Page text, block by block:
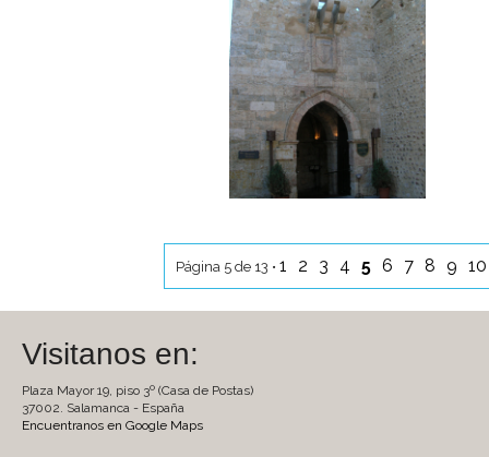
Página 5 de 13 • 1 2 3 4 5 6 7 8 9
Visitanos en:
Plaza Mayor 19, piso 3º (Casa de Postas)
37002. Salamanca - España
Encuentranos en Google Maps